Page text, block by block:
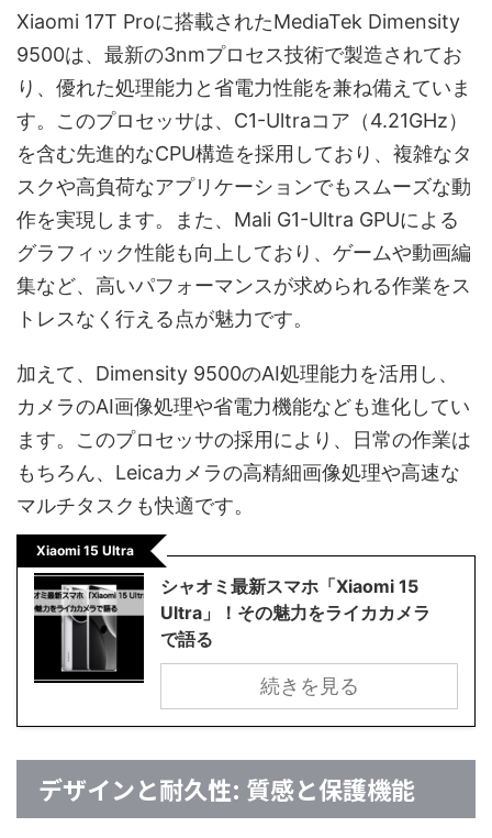
Xiaomi 17T Proに搭載されたMediaTek Dimensity
9500は、最新の3nmプロセス技術で製造されてお
り、優れた処理能力と省電力性能を兼ね備えていま
す。このプロセッサは、C1-Ultraコア（4.21GHz）
を含む先進的なCPU構造を採用しており、複雑なタ
スクや高負荷なアプリケーションでもスムーズな動
作を実現します。また、Mali G1-Ultra GPUによる
グラフィック性能も向上しており、ゲームや動画編
集など、高いパフォーマンスが求められる作業をス
トレスなく行える点が魅力です。
加えて、Dimensity 9500のAI処理能力を活用し、
カメラのAI画像処理や省電力機能なども進化してい
ます。このプロセッサの採用により、日常の作業は
もちろん、Leicaカメラの高精細画像処理や高速な
マルチタスクも快適です。
Xiaomi 15 Ultra
シャオミ最新スマホ「Xiaomi 15
Ultra」！その魅力をライカカメラ
で語る
続きを見る
デザインと耐久性: 質感と保護機能